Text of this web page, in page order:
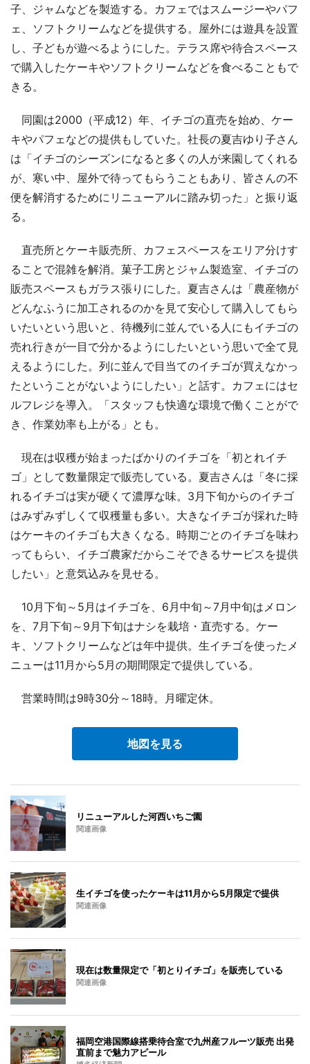
子、ジャムなどを製造する。カフェではスムージーやパフ
ェ、ソフトクリームなどを提供する。屋外には遊具を設置
し、子どもが遊べるようにした。テラス席や待合スペース
で購入したケーキやソフトクリームなどを食べることもで
きる。
同園は2000（平成12）年、イチゴの直売を始め、ケー
キやパフェなどの提供もしていた。社長の夏吉ゆり子さん
は「イチゴのシーズンになると多くの人が来園してくれる
が、寒い中、屋外で待ってもらうこともあり、皆さんの不
便を解消するためにリニューアルに踏み切った」と振り返
る。
直売所とケーキ販売所、カフェスペースをエリア分けす
ることで混雑を解消。菓子工房とジャム製造室、イチゴの
販売スペースもガラス張りにした。夏吉さんは「農産物が
どんなふうに加工されるのかを見て安心して購入してもら
いたいという思いと、待機列に並んでいる人にもイチゴの
売れ行きが一目で分かるようにしたいという思いで全て見
えるようにした。列に並んで目当てのイチゴが買えなかっ
たということがないようにしたい」と話す。カフェにはセ
ルフレジを導入。「スタッフも快適な環境で働くことがで
き、作業効率も上がる」とも。
現在は収穫が始まったばかりのイチゴを「初とれイチ
ゴ」として数量限定で販売している。夏吉さんは「冬に採
れるイチゴは実が硬くて濃厚な味。3月下旬からのイチゴ
はみずみずしくて収穫量も多い。大きなイチゴが採れた時
はケーキのイチゴも大きくなる。時期ごとのイチゴを味わ
ってもらい、イチゴ農家だからこそできるサービスを提供
したい」と意気込みを見せる。
10月下旬～5月はイチゴを、6月中旬～7月中旬はメロン
を、7月下旬～9月下旬はナシを栽培・直売する。ケー
キ、ソフトクリームなどは年中提供。生イチゴを使ったメ
ニューは11月から5月の期間限定で提供している。
営業時間は9時30分～18時。月曜定休。
地図を見る
リニューアルした河西いちご園
関連画像
生イチゴを使ったケーキは11月から5月限定で提供
関連画像
現在は数量限定で「初とりイチゴ」を販売している
関連画像
福岡空港国際線搭乗待合室で九州産フルーツ販売 出発
直前まで魅力アピール